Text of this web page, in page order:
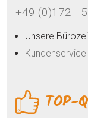
+49 (0)172 -
Unsere
TOP-